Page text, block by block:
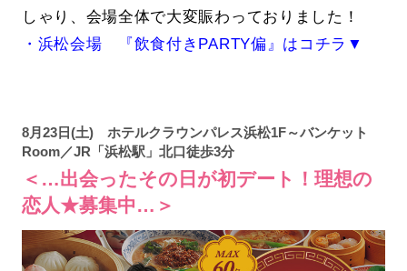
しゃり、会場全体で大変賑わっておりました！
・浜松会場 『飲食付きPARTY偏』はコチラ▼
8月23日(土) ホテルクラウンパレス浜松1F～バンケット
Room／JR「浜松駅」北口徒歩3分
＜…出会ったその日が初デート！理想の
恋人★募集中…＞